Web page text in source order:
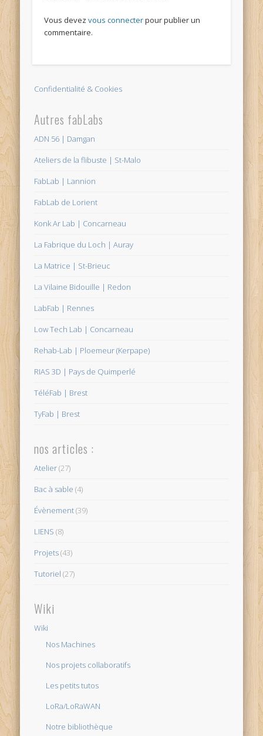
Vous devez vous connecterpour publier un
commentaire.
Confidentialité & Cookies
Autres fabLabs
ADN 56 | Damgan
Ateliers de la flibuste | St-Malo
FabLab | Lannion
FabLab de Lorient
Konk Ar Lab | Concarneau
La Fabrique du Loch | Auray
La Matrice | St-Brieuc
La Vilaine Bidouille | Redon
LabFab | Rennes
Low Tech Lab | Concarneau
Rehab-Lab | Ploemeur (Kerpape)
RIAS 3D | Pays de Quimperlé
TéléFab | Brest
TyFab | Brest
nos articles :
Atelier(27)
Bac à sable (4)
Évènement(39)
LIENS (8)
Projets(43)
Tutoriel (27)
Wiki
Wiki
Nos Machines
Nos projets collaboratifs
Les petits tutos
LoRa/LoRaWAN
Notre bibliothèque